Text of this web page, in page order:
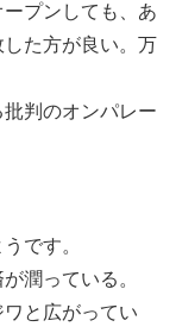
プンしても、あ
た方が良い。万
判のオンパレー
です。
潤っている。
と広がってい